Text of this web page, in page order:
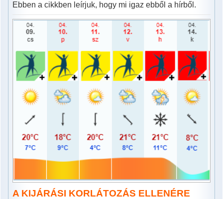
Ebben a cikkben leírjuk, hogy mi igaz ebből a hírből.
A KIJÁRÁSI KORLÁTOZÁS ELLENÉRE